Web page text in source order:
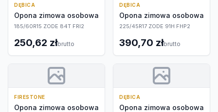
DĘBICA
Opona zimowa osobowa
185/60R15 ZODE 84T FRI2
250,62 złbrutto
DĘBICA
Opona zimowa osobowa
225/45R17 ZODE 91H FHP2
390,70 złbrutto
FIRESTONE
Opona zimowa osobowa
DĘBICA
Opona zimowa osobowa